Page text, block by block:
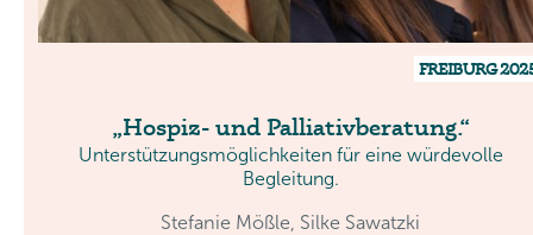
FREIBURG
Hospiz- und Palliativberatung.
Unterstützungsmöglichkeiten für eine würdevolle
Begleitung.
Stefanie Mößle, Silke Sawatzki